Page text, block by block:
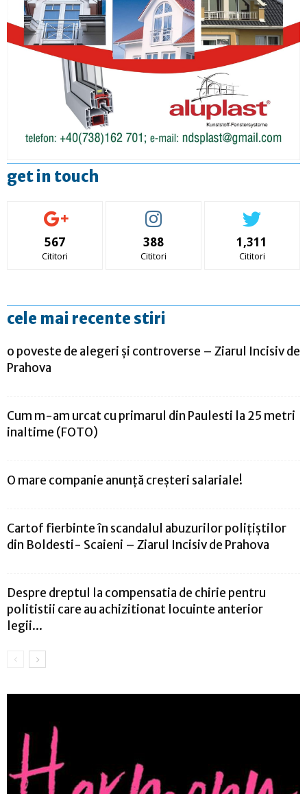
get in touch
567
Cititori
388
Cititori
1,311
Cititori
cele mai recente stiri
o poveste de alegeri și controverse – Ziarul Incisiv de
Prahova
Cum m-am urcat cu primarul din Paulesti la 25 metri
inaltime (FOTO)
O mare companie anunţă creşteri salariale!
Cartof fierbinte în scandalul abuzurilor polițiștilor
din Boldesti- Scaieni – Ziarul Incisiv de Prahova
Despre dreptul la compensatia de chirie pentru
politistii care au achizitionat locuinte anterior
legii...